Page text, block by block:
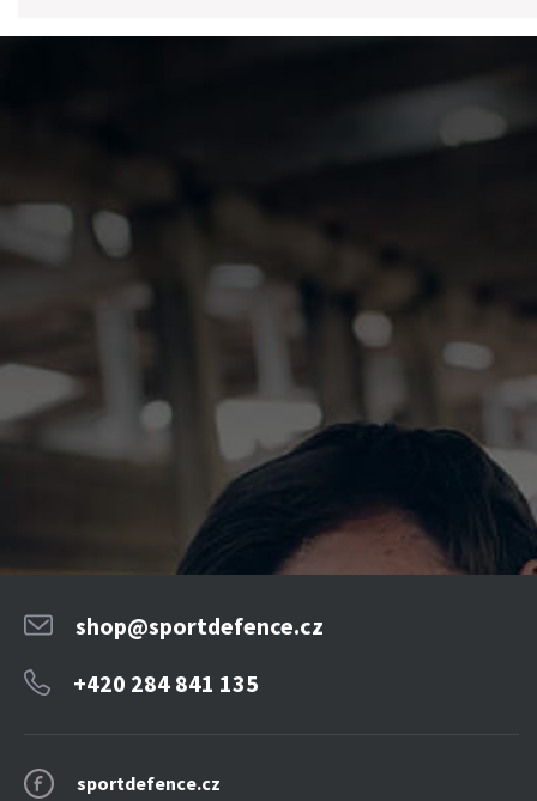
sportdefence.cz
shop@sportdefence.cz
+420 284 841 135